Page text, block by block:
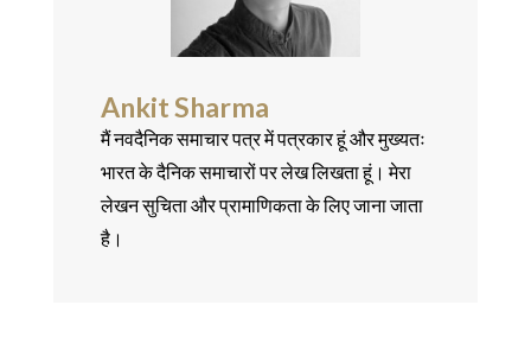
Ankit Sharma
मैं नवदैनिक समाचार पत्र में पत्रकार हूं और मुख्यतः
भारत के दैनिक समाचारों पर लेख लिखता हूं। मेरा
लेखन सुचिता और प्रामाणिकता के लिए जाना जाता
है।